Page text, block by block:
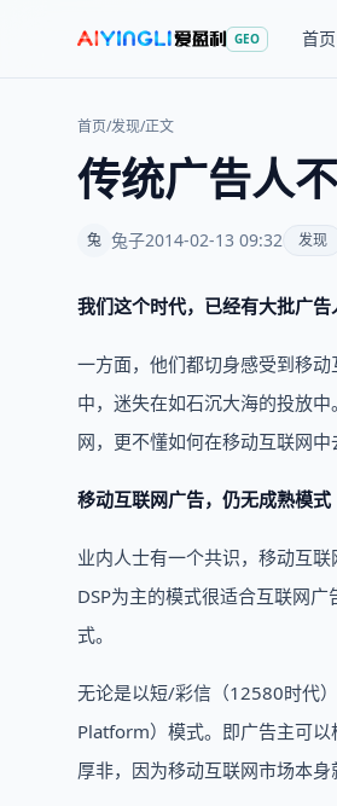
GEO 首页
首页/发现/正文
传统广告人
兔 兔子2014-02-13 09:32 发现
我们这个时代，已经有大批广告
一方面，他们都切身感受到移
中，迷失在如石沉大海的投放
网，更不懂如何在移动互联网中
移动互联网广告，仍无成熟模式
业内人士有一个共识，移动互
DSP为主的模式很适合互联网
式。
无论是以短/彩信（12580时代
Platform）模式。即广告主可
厚非，因为移动互联网市场本身